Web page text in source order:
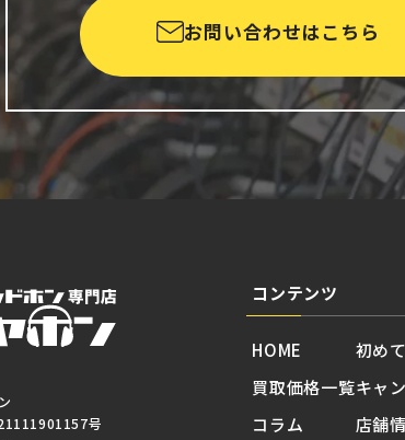
お問い合わせはこちら
号
コンテンツ
HOME
買取価格一覧
コラム
初め
キャ
店舗